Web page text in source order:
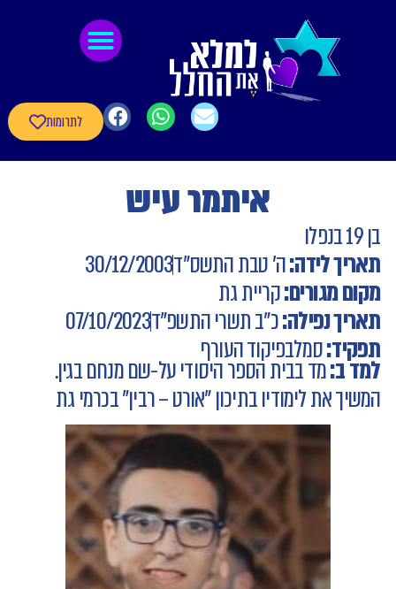
לתרומות
איתמר עיש
בן 19 בנפלו
תאריך לידה:ה' טבת התשס"ד30/12/2003
מקום מגורים:קריית גת
תאריך נפילה:כ"ב תשרי התשפ"ד07/10/2023
תפקיד:סמלבפיקוד העורף
למד ב:מד בבית הספר היסודי על-שם מנחם בגין.
המשיך את לימודיו בתיכון "אורט – רבין" בכרמי גת